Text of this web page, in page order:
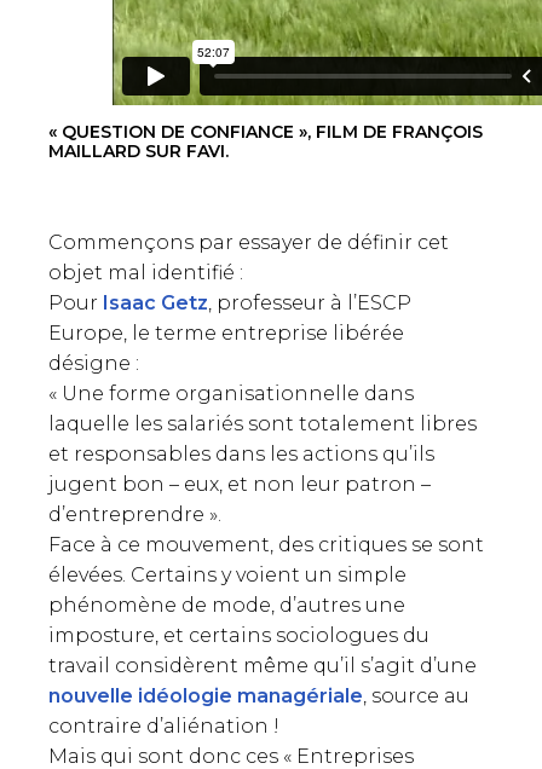
« QUESTION DE CONFIANCE », FILM DE FRANÇOIS
MAILLARD SUR FAVI.
Commençons par essayer de définir cet
objet mal identifié :
Pour Isaac Getz, professeur à l’ESCP
Europe, le terme entreprise libérée
désigne :
« Une forme organisationnelle dans
laquelle les salariés sont totalement libres
et responsables dans les actions qu’ils
jugent bon – eux, et non leur patron –
d’entreprendre ».
Face à ce mouvement, des critiques se sont
élevées. Certains y voient un simple
phénomène de mode, d’autres une
imposture, et certains sociologues du
travail considèrent même qu’il s’agit d’une
nouvelle idéologie managériale, source au
contraire d’aliénation !
Mais qui sont donc ces « Entreprises